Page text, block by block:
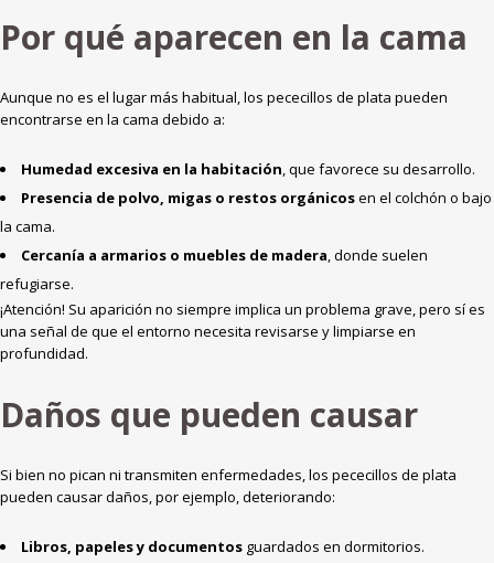
Por qué aparecen en la cama
Aunque no es el lugar más habitual, los pececillos de plata pueden
encontrarse en la cama debido a:
Humedad excesiva en la habitación, que favorece su desarrollo.
Presencia de polvo, migas o restos orgánicosen el colchón o bajo
la cama.
Cercanía a armarios o muebles de madera, donde suelen
refugiarse.
¡Atención! Su aparición no siempre implica un problema grave, pero sí es
una señal de que el entorno necesita revisarse y limpiarse en
profundidad.
Daños que pueden causar
Si bien no pican ni transmiten enfermedades, los pececillos de plata
pueden causar daños, por ejemplo, deteriorando:
Libros, papeles y documentos guardados en dormitorios.